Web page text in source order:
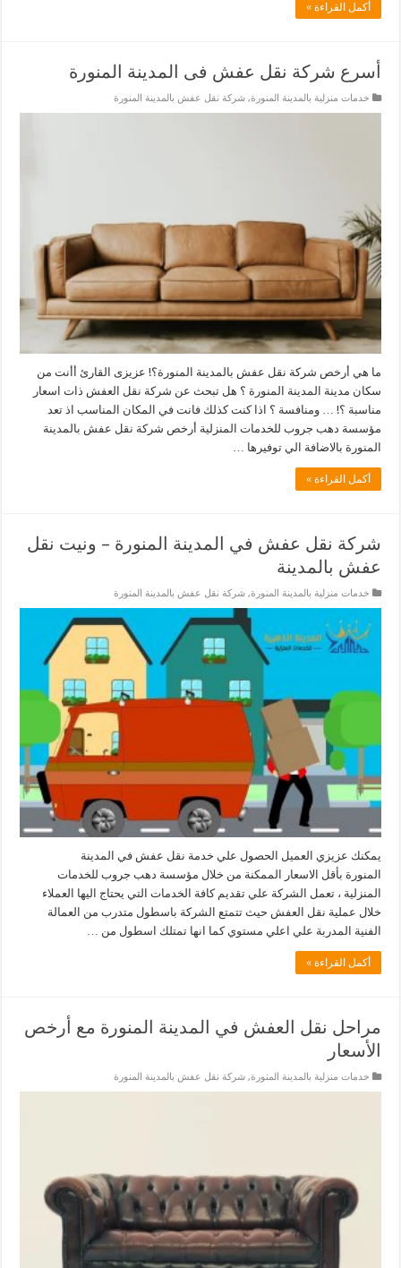
أكمل القراءة »
أسرع شركة نقل عفش فى المدينة المنورة
خدمات منزلية بالمدينة المنورة,شركة نقل عفش بالمدينة المنورة
ما هي أرخص شركة نقل عفش بالمدينة المنورة؟! عزيزى القارئ أأنت من
سكان مدينة المدينة المنورة ؟ هل تبحث عن شركة نقل العفش ذات اسعار
مناسبة ؟! … ومنافسة ؟ اذا كنت كذلك فانت في المكان المناسب اذ تعد
مؤسسة دهب جروب للخدمات المنزلية أرخص شركة نقل عفش بالمدينة
المنورة بالاضافة الي توفيرها …
أكمل القراءة »
شركة نقل عفش في المدينة المنورة – ونيت نقل
عفش بالمدينة
خدمات منزلية بالمدينة المنورة,شركة نقل عفش بالمدينة المنورة
يمكنك عزيزي العميل الحصول علي خدمة نقل عفش في المدينة
المنورة بأقل الاسعار الممكنة من خلال مؤسسة دهب جروب للخدمات
المنزلية ، تعمل الشركة علي تقديم كافة الخدمات التي يحتاج اليها العملاء
خلال عملية نقل العفش حيث تتمتع الشركة باسطول متدرب من العمالة
الفنية المدربة علي اعلي مستوي كما انها تمتلك اسطول من …
أكمل القراءة »
مراحل نقل العفش في المدينة المنورة مع أرخص
الأسعار
خدمات منزلية بالمدينة المنورة,شركة نقل عفش بالمدينة المنورة